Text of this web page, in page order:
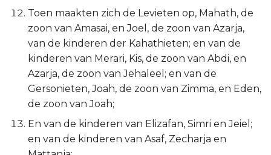
Judas
Openbaring
Toen maakten zich de Levieten op, Mahath, de
zoon van Amasai, en Joel, de zoon van Azarja,
van de kinderen der Kahathieten; en van de
kinderen van Merari, Kis, de zoon van Abdi, en
Azarja, de zoon van Jehaleel; en van de
Gersonieten, Joah, de zoon van Zimma, en Eden,
de zoon van Joah;
En van de kinderen van Elizafan, Simri en Jeiel;
en van de kinderen van Asaf, Zecharja en